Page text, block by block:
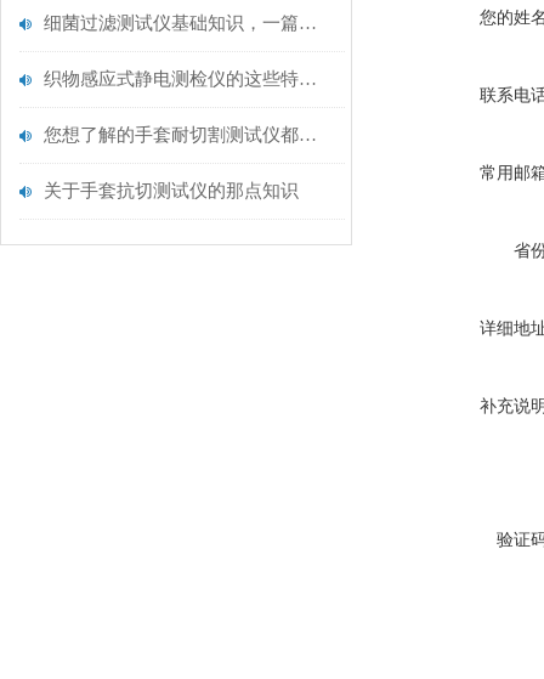
细菌过滤测试仪基础知识，一篇搞定
织物感应式静电测检仪的这些特点很少有人都知道
您想了解的手套耐切割测试仪都在这里了
关于手套抗切测试仪的那点知识
您的姓
联系电
常用邮
省
详细地
补充说
验证